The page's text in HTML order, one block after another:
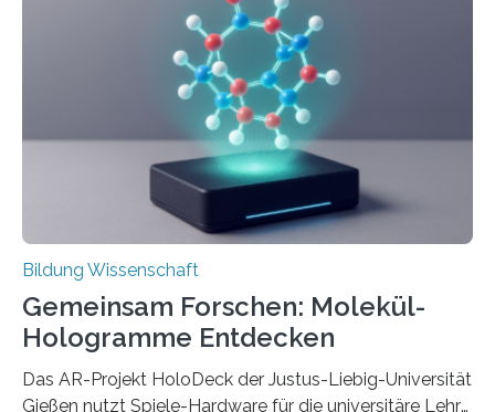
Wissenskategorien verschwimmen. Das zeigt neue
Forschung von Gianluca Carnabuci, Professor of
Organizational Behavior an der ESMT Berlin, und
Balázs Kovács, Professor an der Yale School of
Management. Die Forscher kommen zu dem Schluss,
dass Patente…
Bildung Wissenschaft
Gemeinsam Forschen: Molekül-
Hologramme Entdecken
Das AR-Projekt HoloDeck der Justus-Liebig-Universität
Gießen nutzt Spiele-Hardware für die universitäre Lehre